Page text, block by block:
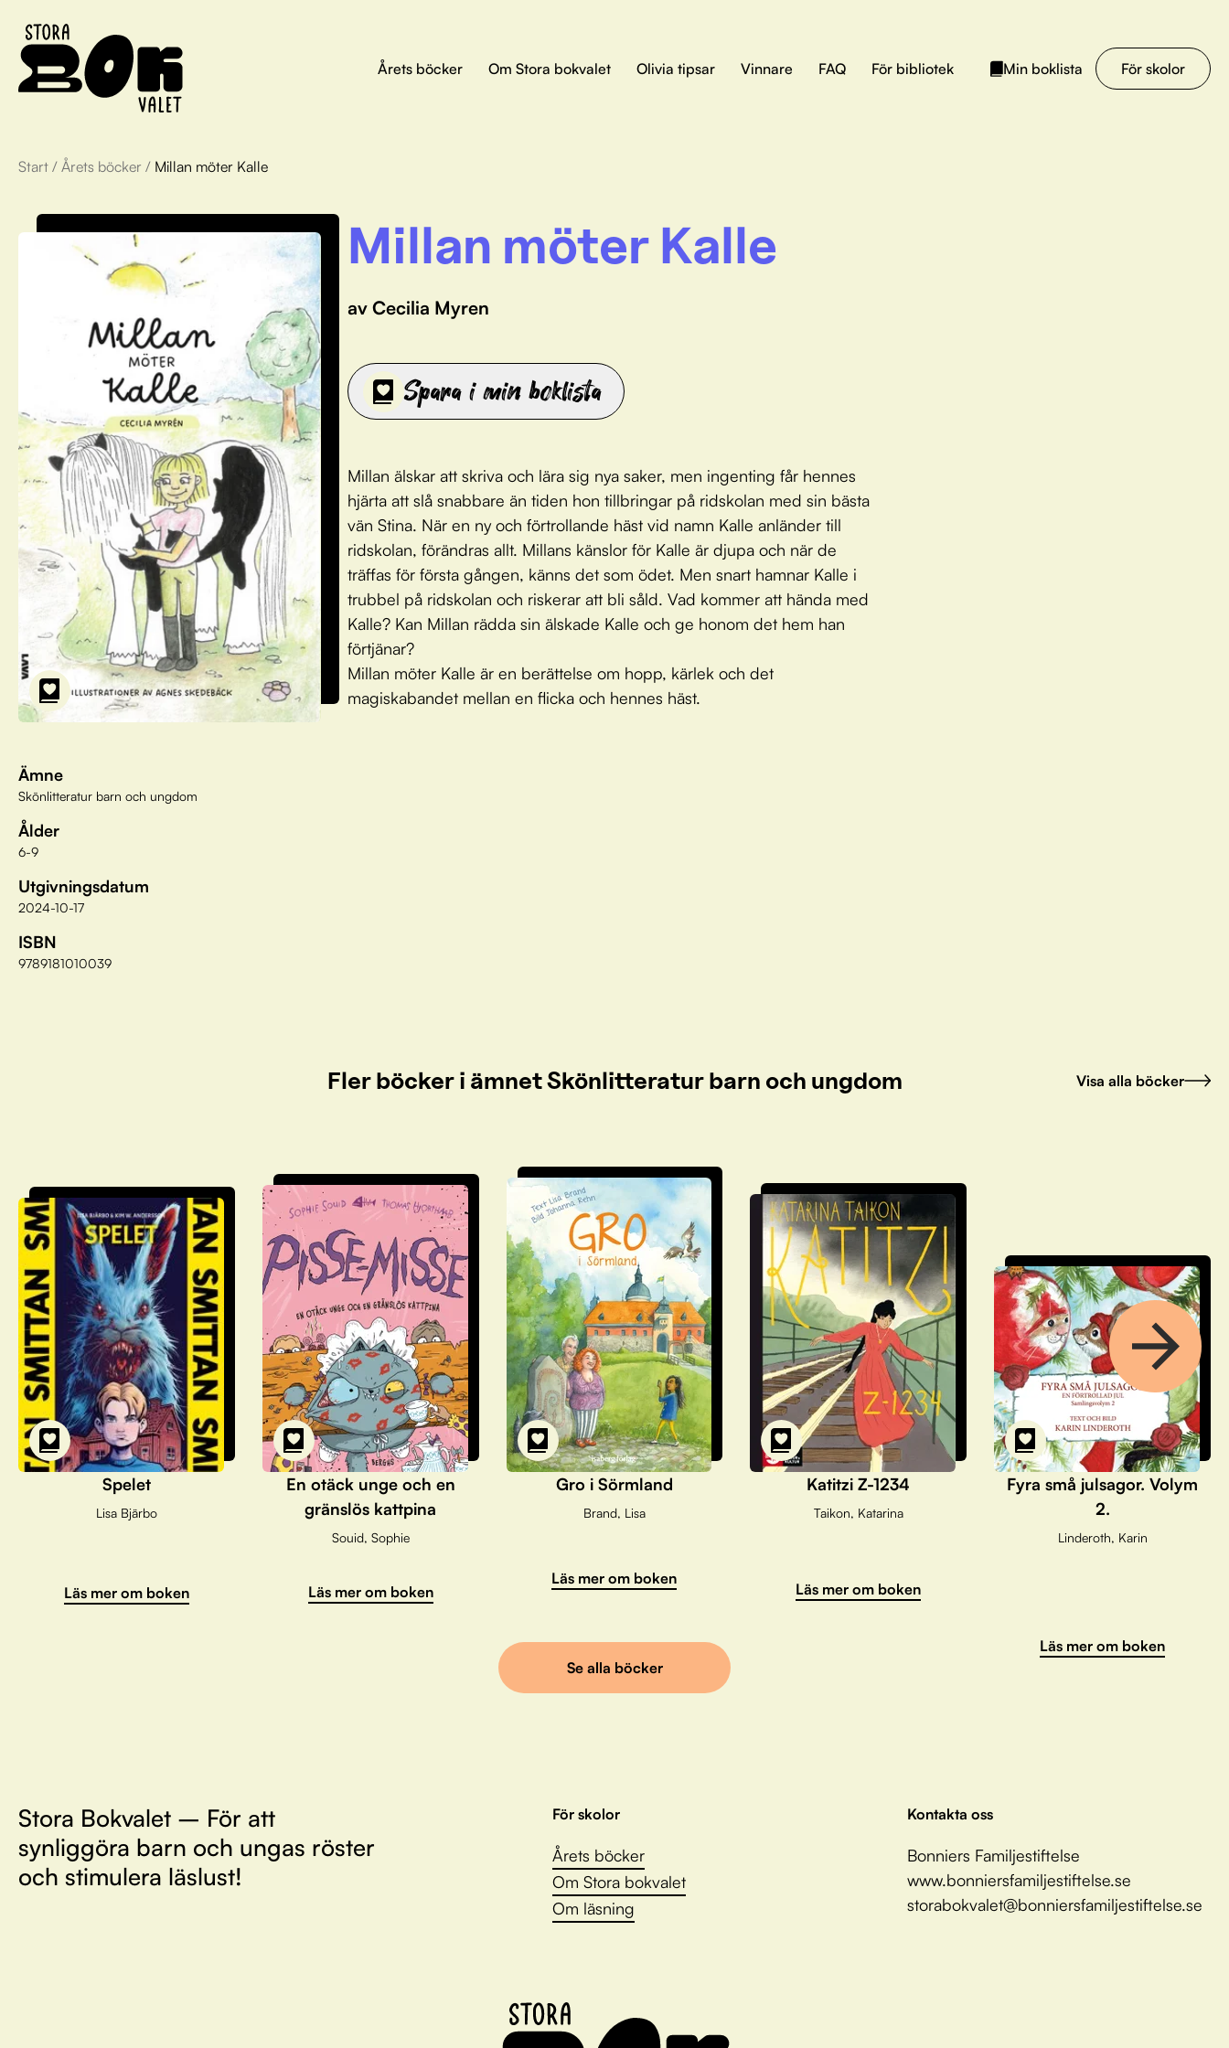
Årets böcker Om Stora bokvalet Olivia tipsar Vinnare FAQ För bibliotek Min boklista För skolor
Start / Årets böcker / Millan möter Kalle
Ämne
Skönlitteratur barn och ungdom
Ålder
6-9
Utgivningsdatum
2024-10-17
ISBN
9789181010039
Millan möter Kalle
av Cecilia Myren
Spara i min boklista
Millan älskar att skriva och lära sig nya saker, men ingenting får hennes
hjärta att slå snabbare än tiden hon tillbringar på ridskolan med sin bästa
vän Stina. När en ny och förtrollande häst vid namn Kalle anländer till
ridskolan, förändras allt. Millans känslor för Kalle är djupa och när de
träffas för första gången, känns det som ödet. Men snart hamnar Kalle i
trubbel på ridskolan och riskerar att bli såld. Vad kommer att hända med
Kalle? Kan Millan rädda sin älskade Kalle och ge honom det hem han
förtjänar?
Millan möter Kalle är en berättelse om hopp, kärlek och det
magiskabandet mellan en flicka och hennes häst.
Fler böcker i ämnet Skönlitteratur barn och ungdom Visa alla böcker
Spelet
Lisa Bjärbo
Läs mer om boken
En otäck unge och en
gränslös kattpina
Souid, Sophie
Läs mer om boken
Gro i Sörmland
Brand, Lisa
Läs mer om boken
Katitzi Z-1234
Taikon, Katarina
Läs mer om boken
Fyra små julsagor. Volym
2.
Linderoth, Karin
Läs mer om boken
Se alla böcker
Stora Bokvalet – För att
synliggöra barn och ungas röster
och stimulera läslust!
För skolor
Årets böcker
Om Stora bokvalet
Om läsning
Kontakta oss
Bonniers Familjestiftelse
www.bonniersfamiljestiftelse.se
storabokvalet@bonniersfamiljestiftelse.se